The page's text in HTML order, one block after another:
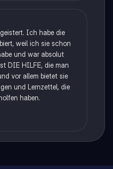
Ich habe die
weil ich sie schon
und war absolut
DIE HILFE, die man
vor allem bietet sie
und Lernzettel, die
haben.